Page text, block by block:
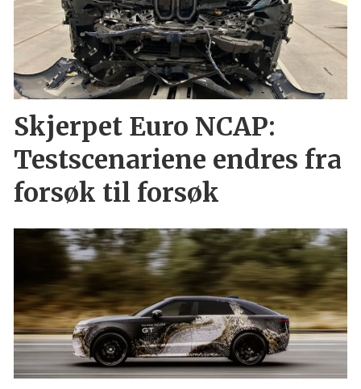
Skjerpet Euro NCAP:
Testscenariene endres fra
forsøk til forsøk